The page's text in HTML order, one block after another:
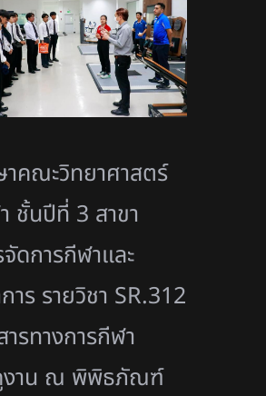
คณะวิทยาศาสตร์
ชั้นปีที่ 3 สาขา
ดการกีฬาและ
าร รายวิชา SR.312
รทางการกีฬา
งาน ณ พิพิธภัณฑ์